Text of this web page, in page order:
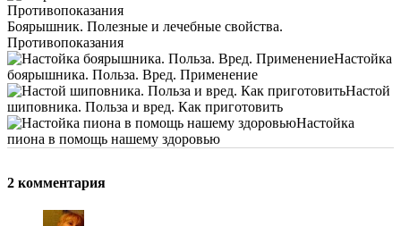
Боярышник. Полезные и лечебные свойства.
Противопоказания
Настойка
боярышника. Польза. Вред. Применение
Настой
шиповника. Польза и вред. Как приготовить
Настойка
пиона в помощь нашему здоровью
2 комментария